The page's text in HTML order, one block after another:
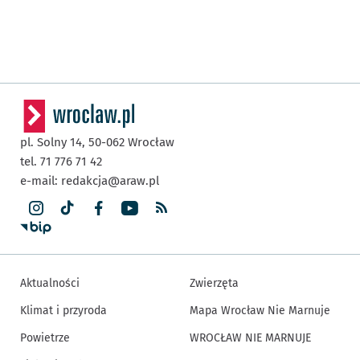
pl. Solny 14, 50-062 Wrocław
tel. 71 776 71 42
e-mail: redakcja@araw.pl
Aktualności
Klimat i przyroda
Powietrze
Zwierzęta
Mapa Wrocław Nie Marnuje
WROCŁAW NIE MARNUJE